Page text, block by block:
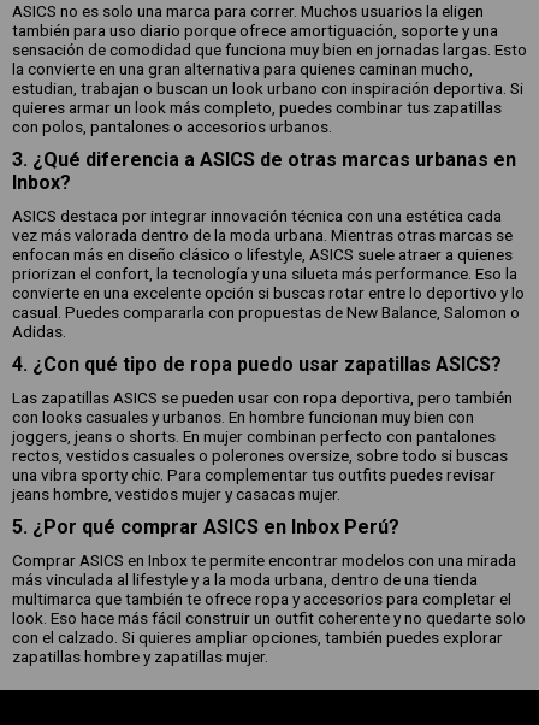
ASICS no es solo una marca para correr. Muchos usuarios la eligen
también para uso diario porque ofrece amortiguación, soporte y una
sensación de comodidad que funciona muy bien en jornadas largas. Esto
la convierte en una gran alternativa para quienes caminan mucho,
estudian, trabajan o buscan un look urbano con inspiración deportiva. Si
quieres armar un look más completo, puedes combinar tus zapatillas
con polos, pantalones o accesorios urbanos.
3. ¿Qué diferencia a ASICS de otras marcas urbanas en
Inbox?
ASICS destaca por integrar innovación técnica con una estética cada
vez más valorada dentro de la moda urbana. Mientras otras marcas se
enfocan más en diseño clásico o lifestyle, ASICS suele atraer a quienes
priorizan el confort, la tecnología y una silueta más performance. Eso la
convierte en una excelente opción si buscas rotar entre lo deportivo y lo
casual. Puedes compararla con propuestas de New Balance, Salomon o
Adidas.
4. ¿Con qué tipo de ropa puedo usar zapatillas ASICS?
Las zapatillas ASICS se pueden usar con ropa deportiva, pero también
con looks casuales y urbanos. En hombre funcionan muy bien con
joggers, jeans o shorts. En mujer combinan perfecto con pantalones
rectos, vestidos casuales o polerones oversize, sobre todo si buscas
una vibra sporty chic. Para complementar tus outfits puedes revisar
jeans hombre, vestidos mujer y casacas mujer.
5. ¿Por qué comprar ASICS en Inbox Perú?
Comprar ASICS en Inbox te permite encontrar modelos con una mirada
más vinculada al lifestyle y a la moda urbana, dentro de una tienda
multimarca que también te ofrece ropa y accesorios para completar el
look. Eso hace más fácil construir un outfit coherente y no quedarte solo
con el calzado. Si quieres ampliar opciones, también puedes explorar
zapatillas hombre y zapatillas mujer.